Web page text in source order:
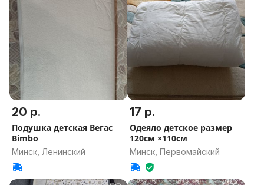
20 р.
Подушка детская Вегас
Bimbo
Минск, Ленинский
17 р.
Одеяло детское размер
120см ×110см
Минск, Первомайский